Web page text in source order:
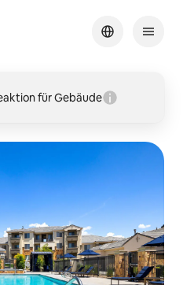
für Gebäude